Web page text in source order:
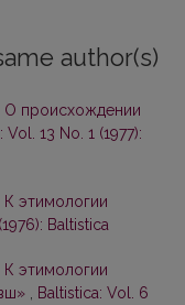
author(s)
О происхождении
Vol. 13 No. 1 (1977):
К этимологии
Baltistica
К этимологии
Baltistica: Vol. 6